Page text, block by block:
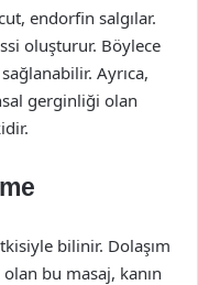
endorfin salgılar.
oluşturur. Böylece
Ayrıca,
gerginliği olan
bilinir. Dolaşım
bu masaj, kanın